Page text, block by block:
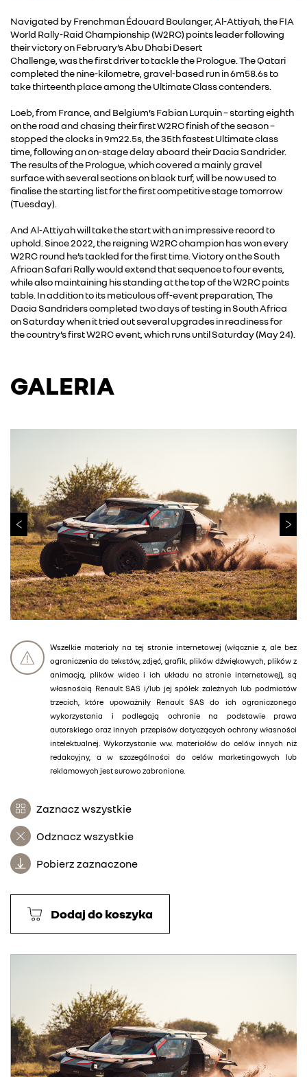
Navigated by Frenchman Édouard Boulanger, Al-Attiyah, the FIA
World Rally-Raid Championship (W2RC) points leader following
their victory on February’s Abu Dhabi Desert
Challenge, was the first driver to tackle the Prologue. The Qatari
completed the nine-kilometre, gravel-based run in 6m58.6s to
take thirteenth place among the Ultimate Class contenders.
Loeb, from France, and Belgium’s Fabian Lurquin – starting eighth
on the road and chasing their first W2RC finish of the season –
stopped the clocks in 9m22.5s, the 35th fastest Ultimate class
time, following an on-stage delay aboard their Dacia Sandrider.
The results of the Prologue, which covered a mainly gravel
surface with several sections on black turf, will be now used to
finalise the starting list for the first competitive stage tomorrow
(Tuesday).
And Al-Attiyah will take the start with an impressive record to
uphold. Since 2022, the reigning W2RC champion has won every
W2RC round he’s tackled for the first time. Victory on the South
African Safari Rally would extend that sequence to four events,
while also maintaining his standing at the top of the W2RC points
table. In addition to its meticulous off-event preparation, The
Dacia Sandriders completed two days of testing in South Africa
on Saturday when it tried out several upgrades in readiness for
the country’s first W2RC event, which runs until Saturday (May 24).
GALERIA
Wszelkie materiały na tej stronie internetowej (włącznie z, ale bez
ograniczenia do tekstów, zdjęć, grafik, plików dźwiękowych, plików z
animacją, plików wideo i ich układu na stronie internetowej), są
własnością Renault SAS i/lub jej spółek zależnych lub podmiotów
trzecich, które upoważniły Renault SAS do ich ograniczonego
wykorzystania i podlegają ochronie na podstawie prawa
autorskiego oraz innych przepisów dotyczących ochrony własności
intelektualnej. Wykorzystanie ww. materiałów do celów innych niż
redakcyjny, a w szczególności do celów marketingowych lub
reklamowych jest surowo zabronione.
Zaznacz wszystkie
Odznacz wszystkie
Pobierz zaznaczone
Dodaj do koszyka